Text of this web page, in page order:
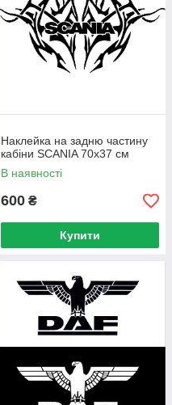
Наклейка на задню частину
кабіни SCANIA 70х37 см
В наявності
600 ₴
Купити